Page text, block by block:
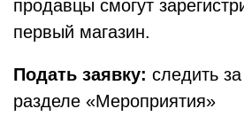
продавцы смогут
первый магазин.
Подать заявку: следить
разделе «Мероприятия»